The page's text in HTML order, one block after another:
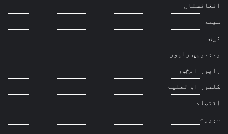
افغانستان
سیمه
نړۍ
ویډیويي راپور
راپور انځور
کلتور او تعلیم
اقتصاد
سپورت